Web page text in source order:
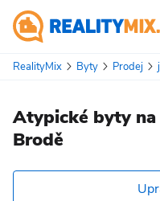
RealityMix Byty Prodej
Atypické byty
Brodě